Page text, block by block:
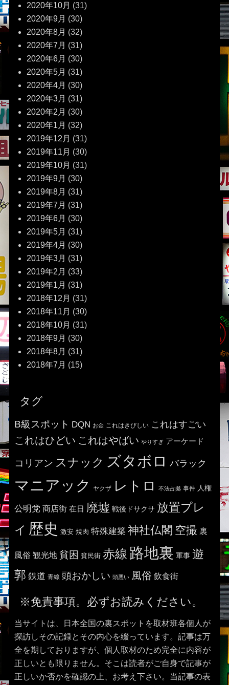
2020年10月 (31)
2020年9月 (30)
2020年8月 (32)
2020年7月 (31)
2020年6月 (30)
2020年5月 (31)
2020年4月 (30)
2020年3月 (31)
2020年2月 (30)
2020年1月 (32)
2019年12月 (31)
2019年11月 (30)
2019年10月 (31)
2019年9月 (30)
2019年8月 (31)
2019年7月 (31)
2019年6月 (30)
2019年5月 (31)
2019年4月 (30)
2019年3月 (31)
2019年2月 (33)
2019年1月 (31)
2018年12月 (31)
2018年11月 (30)
2018年10月 (31)
2018年9月 (30)
2018年8月 (31)
2018年7月 (15)
タグ
B級スポット DQN お金 これはきびしい これはすごい
これはひどい これはやばい やりすぎ アーケード
コリアン スナック ズタボロ バラック
マニアック ヤクザ レトロ 不法占拠 事件 人権
公明党 商店街 在日 廃墟 戦後ドサクサ 放置プレ
イ 歴史 激安 焼肉 特殊建築 神社仏閣 空撮 裏
風俗 観光地 貧困 貧民街 赤線 路地裏 軍事 遊
郭 鉄道 青線 頭おかしい 頭悪い 風俗 飲食街
※免責事項。必ずお読みください。
当サイトは、日本全国の裏スポットを取材班各個人が
探訪しその記録とその内心を綴っています。記事は万
全を期しておりますが、個人取材のため完全に内容が
正しいとも限りません。そこは読者がご自身で記事が
正しいか否かを確認の上、お考え下さい。当記事の表